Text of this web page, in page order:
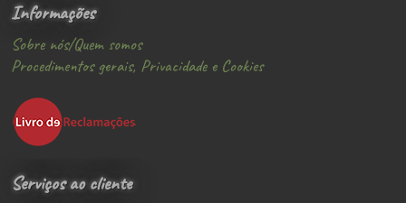
Informações
Sobre nós/Quem somos
Procedimentos gerais, Privacidade e Cookies
Serviços ao cliente